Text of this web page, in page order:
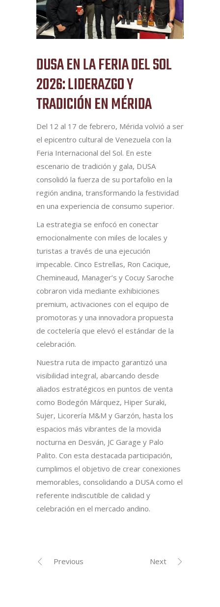
DUSA EN LA FERIA DEL SOL
2026: LIDERAZGO Y
TRADICIÓN EN MÉRIDA
Del 12 al 17 de febrero, Mérida volvió a ser
el epicentro cultural de Venezuela con la
Feria Internacional del Sol. En este
escenario de tradición y gala, DUSA
consolidó la fuerza de su portafolio en la
región andina, transformando la festividad
en una experiencia de consumo superior.
La estrategia se enfocó en conectar
emocionalmente con miles de locales y
turistas a través de una ejecución
impecable. Cinco Estrellas, Ron Cacique,
Chemineaud, Manager’s y Cocuy Saroche
cobraron vida mediante exhibiciones
premium, activaciones con el equipo de
promotoras y una innovadora propuesta
de coctelería que elevó el estándar de la
celebración.
Nuestra ruta de impacto garantizó una
visibilidad integral, abarcando desde
aliados estratégicos en puntos de venta
como Bodegón Márquez, Hiper Suraki,
Sujer, Licorería M&M y Garzón, hasta los
espacios más vibrantes de la movida
nocturna en Desván, JC Garage y Palo
Palito. Con esta destacada participación,
cumplimos el objetivo de crear conexiones
memorables, consolidando a DUSA como el
referente indiscutible de calidad y
celebración en el mercado andino.
Previous Next